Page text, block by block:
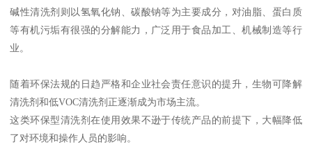
碱性清洗剂则以氢氧化钠、碳酸钠等为主要成分，对油脂、蛋白质
等有机污垢有很强的分解能力，广泛用于食品加工、机械制造等行
业。
随着环保法规的日趋严格和企业社会责任意识的提升，生物可降解
清洗剂和低VOC清洗剂正逐渐成为市场主流。
这类环保型清洗剂在使用效果不逊于传统产品的前提下，大幅降低
了对环境和操作人员的影响。